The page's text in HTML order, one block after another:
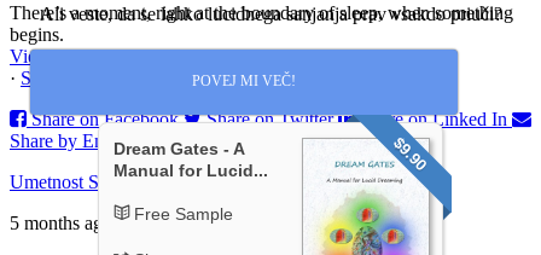
There’s a moment, right at the boundary of sleep, when something
begins.
View on Facebook
· Share
Share on Facebook
Share on Twitter
Share on Linked In
Share by Email
Umetnost Sanjanja
5 months ago
Ali veste, da se lahko lucidnega sanjanja prav vsakdo priuči?
POVEJ MI VEČ!
$9.90
Dream Gates - A
Manual for Lucid...
Free Sample